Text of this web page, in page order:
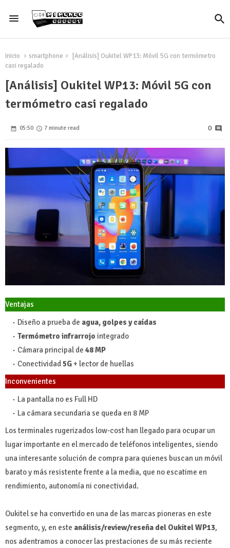
Inicio smartphone
[Análisis] Oukitel WP13: Móvil 5G con termómetro
casi regalado
[Análisis] Oukitel WP13: Móvil 5G con
termómetro casi regalado
05:50 7 minute read 0
Ventajas
Diseño a prueba de agua, golpes y caídas
Termómetro infrarrojo integrado
Cámara principal de 48 MP
Conectividad5G+ lector de huellas
Inconvenientes
La pantalla no es Full HD
La cámara secundaria se queda en 8 MP
Los terminales rugerizados low-cost han llegado para ocupar un
lugar importante en el mercado de teléfonos inteligentes, siendo
una interesante solución de compra para quienes buscan un móvil
barato y más resistente frente a la media, que no escatime en
rendimiento, autonomía ni conectividad.
Oukitel se ha convertido en una de las marcas pioneras en este
segmento, y, en este análisis/review/reseña del Oukitel WP13,
nos adentramos a conocer las prestaciones de su más reciente